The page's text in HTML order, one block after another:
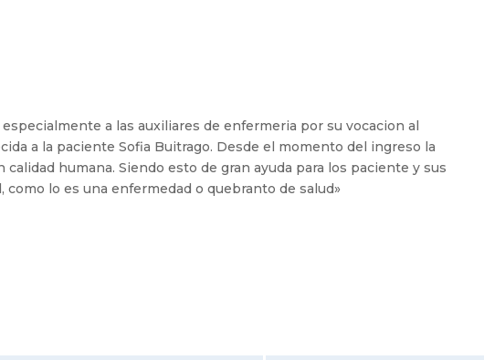
a las auxiliares de enfermeria por su vocacion al
a la paciente Sofia Buitrago. Desde el momento del ingreso la
humana. Siendo esto de gran ayuda para los paciente y sus
lo es una enfermedad o quebranto de salud»